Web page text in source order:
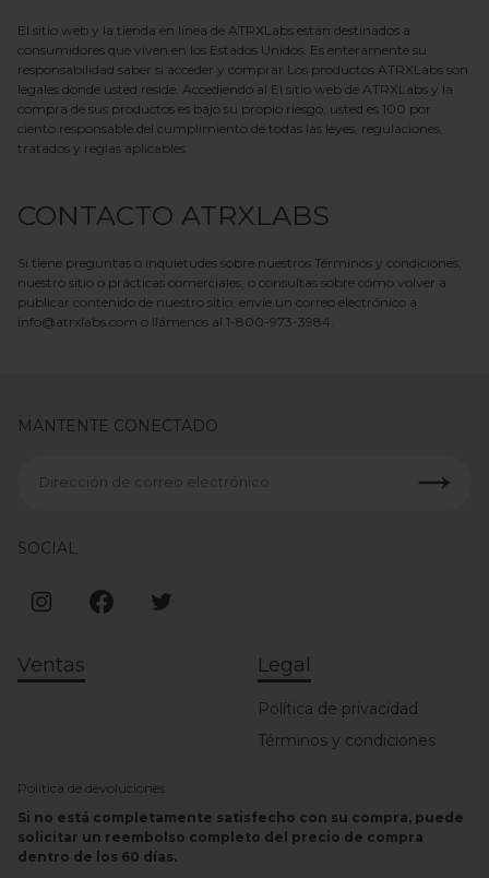
El sitio web y la tienda en línea de ATRXLabs están destinados a
consumidores que viven en los Estados Unidos. Es enteramente su
responsabilidad saber si acceder y comprar Los productos ATRXLabs son
legales donde usted reside. Accediendo al El sitio web de ATRXLabs y la
compra de sus productos es bajo su propio riesgo; usted es 100 por
ciento responsable del cumplimiento de todas las leyes, regulaciones,
tratados y reglas aplicables.
CONTACTO ATRXLABS
Si tiene preguntas o inquietudes sobre nuestros Términos y condiciones,
nuestro sitio o prácticas comerciales, o consultas sobre cómo volver a
publicar contenido de nuestro sitio, envíe un correo electrónico a
info@atrxlabs.com o llámenos al 1-800-973-3984.
MANTENTE CONECTADO
Dirección de correo electrónico
SOCIAL
Ventas Legal
Política de privacidad
Términos y condiciones
Política de devoluciones
Si no está completamente satisfecho con su compra, puede
solicitar un reembolso completo del precio de compra
dentro de los 60 días.